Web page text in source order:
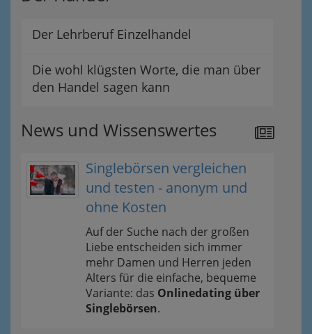
Der Lehrberuf Einzelhandel
Die wohl klügsten Worte, die man über
den Handel sagen kann
News und Wissenswertes
Singlebörsen vergleichen
und testen - anonym und
ohne Kosten
Auf der Suche nach der großen
Liebe entscheiden sich immer
mehr Damen und Herren jeden
Alters für die einfache, bequeme
Variante: das Onlinedating über
Singlebörsen.